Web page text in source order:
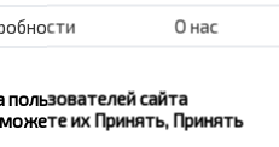
совсем понятно, нужно ли
и предупреждать
О нас
пользователей сайта
их Принять, Принять